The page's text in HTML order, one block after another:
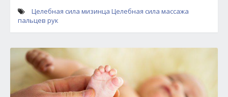
Целебная сила мизинца Целебная сила массажа
пальцев рук